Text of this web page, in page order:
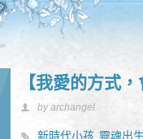
【我愛的方式
by archangel
新時代小孩, 靈魂出